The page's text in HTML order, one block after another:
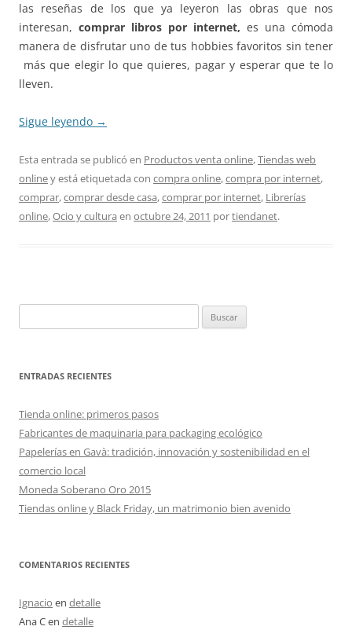
las reseñas de los que ya leyeron las obras que nos
interesan, comprar libros por internet, es una cómoda
manera de disfrutar uno de tus hobbies favoritos sin tener
más que elegir lo que quieres, pagar y esperar que te lo
lleven.
Sigue leyendo →
Esta entrada se publicó en Productos venta online,Tiendas web
onliney está etiquetada con compra online,compra por internet,
comprar,comprar desde casa,comprar por internet, Librerías
online,Ocio y cultura en octubre 24, 2011 portiendanet.
ENTRADAS RECIENTES
Tienda online: primeros pasos
Fabricantes de maquinaria para packaging ecológico
Papelerías en Gavà: tradición, innovación y sostenibilidad en el
comercio local
Moneda Soberano Oro 2015
Tiendas online y Black Friday, un matrimonio bien avenido
COMENTARIOS RECIENTES
Ignacio en detalle
Ana Cen detalle